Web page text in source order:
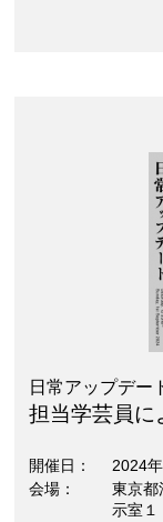
日常アップデー
担当学芸員
開催日
2024
会場
東京都
示室１